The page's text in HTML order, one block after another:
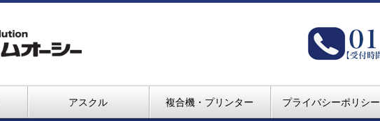
アスクル 複合機・プリンター プライバシーポリシー